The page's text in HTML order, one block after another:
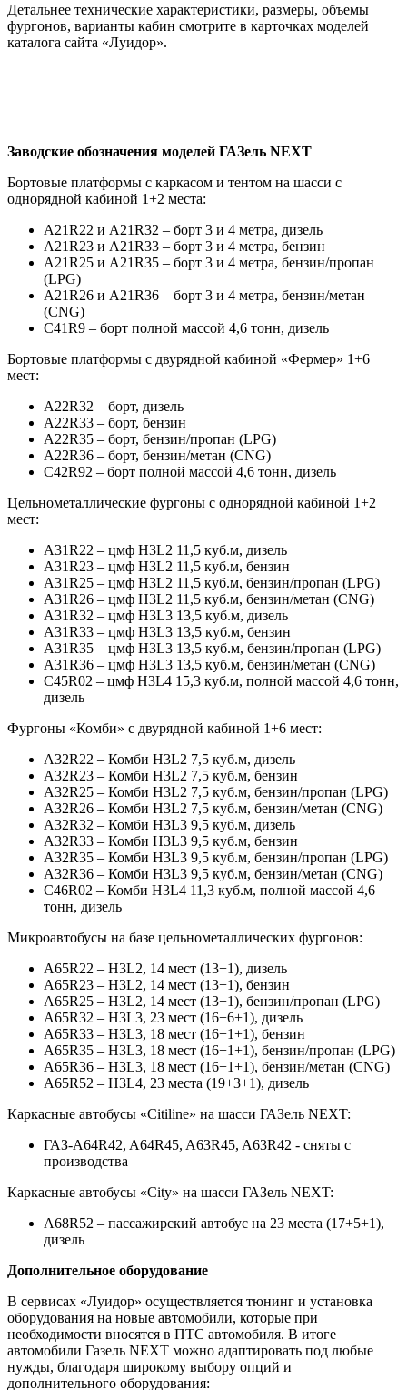
Детальнее технические характеристики, размеры, объемы
фургонов, варианты кабин смотрите в карточках моделей
каталога сайта «Луидор».
Заводские обозначения моделей ГАЗель NEXT
Бортовые платформы с каркасом и тентом на шасси с
однорядной кабиной 1+2 места:
А21R22 и А21R32 – борт 3 и 4 метра, дизель
А21R23 и А21R33 – борт 3 и 4 метра, бензин
А21R25 и А21R35 – борт 3 и 4 метра, бензин/пропан
(LPG)
А21R26 и А21R36 – борт 3 и 4 метра, бензин/метан
(CNG)
С41R9 – борт полной массой 4,6 тонн, дизель
Бортовые платформы с двурядной кабиной «Фермер» 1+6
мест:
А22R32 – борт, дизель
А22R33 – борт, бензин
А22R35 – борт, бензин/пропан (LPG)
А22R36 – борт, бензин/метан (CNG)
С42R92 – борт полной массой 4,6 тонн, дизель
Цельнометаллические фургоны с однорядной кабиной 1+2
мест:
А31R22 – цмф H3L2 11,5 куб.м, дизель
А31R23 – цмф H3L2 11,5 куб.м, бензин
А31R25 – цмф H3L2 11,5 куб.м, бензин/пропан (LPG)
А31R26 – цмф H3L2 11,5 куб.м, бензин/метан (CNG)
А31R32 – цмф H3L3 13,5 куб.м, дизель
А31R33 – цмф H3L3 13,5 куб.м, бензин
А31R35 – цмф H3L3 13,5 куб.м, бензин/пропан (LPG)
А31R36 – цмф H3L3 13,5 куб.м, бензин/метан (CNG)
С45R02 – цмф H3L4 15,3 куб.м, полной массой 4,6 тонн,
дизель
Фургоны «Комби» с двурядной кабиной 1+6 мест:
А32R22 – Комби H3L2 7,5 куб.м, дизель
А32R23 – Комби H3L2 7,5 куб.м, бензин
А32R25 – Комби H3L2 7,5 куб.м, бензин/пропан (LPG)
А32R26 – Комби H3L2 7,5 куб.м, бензин/метан (CNG)
А32R32 – Комби H3L3 9,5 куб.м, дизель
А32R33 – Комби H3L3 9,5 куб.м, бензин
А32R35 – Комби H3L3 9,5 куб.м, бензин/пропан (LPG)
А32R36 – Комби H3L3 9,5 куб.м, бензин/метан (CNG)
С46R02 – Комби H3L4 11,3 куб.м, полной массой 4,6
тонн, дизель
Микроавтобусы на базе цельнометаллических фургонов:
А65R22 – H3L2, 14 мест (13+1), дизель
А65R23 – H3L2, 14 мест (13+1), бензин
А65R25 – H3L2, 14 мест (13+1), бензин/пропан (LPG)
А65R32 – H3L3, 23 мест (16+6+1), дизель
А65R33 – H3L3, 18 мест (16+1+1), бензин
А65R35 – H3L3, 18 мест (16+1+1), бензин/пропан (LPG)
А65R36 – H3L3, 18 мест (16+1+1), бензин/метан (CNG)
А65R52 – H3L4, 23 места (19+3+1), дизель
Каркасные автобусы «Citiline» на шасси ГАЗель NEXT:
ГАЗ-A64R42, A64R45, A63R45, A63R42 - сняты с
производства
Каркасные автобусы «City» на шасси ГАЗель NEXT:
A68R52 – пассажирский автобус на 23 места (17+5+1),
дизель
Дополнительное оборудование
В сервисах «Луидор» осуществляется тюнинг и установка
оборудования на новые автомобили, которые при
необходимости вносятся в ПТС автомобиля. В итоге
автомобили Газель NEXT можно адаптировать под любые
нужды, благодаря широкому выбору опций и
дополнительного оборудования: